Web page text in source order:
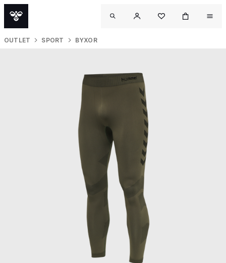
OUTLET SPORT BYXOR